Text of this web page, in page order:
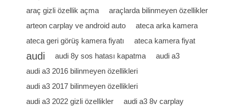
araç gizli özellik açma
araçlarda bilinmeyen özellikler
arteon carplay ve android auto
ateca arka kamera
ateca geri görüş kamera fiyatı
ateca kamera fiyat
audi audi 8y sos hatası kapatma
audi a3
audi a3 2016 bilinmeyen özellikleri
audi a3 2017 bilinmeyen özellikleri
audi a3 2022 gizli özellikler
audi a3 8v carplay